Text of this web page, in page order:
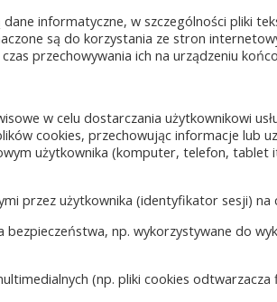
dane informatyczne, w szczególności pliki
są do korzystania ze stron
przechowywania ich na urządzeniu
w celu dostarczania użytkownikowi
cookies, przechowując informacje lub
użytkownika (komputer, telefon, tablet
przez użytkownika (identyfikator sesji)
bezpieczeństwa, np. wykorzystywane do
(np. pliki cookies